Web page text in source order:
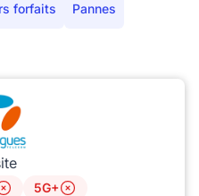
forfaits Pannes
5G+